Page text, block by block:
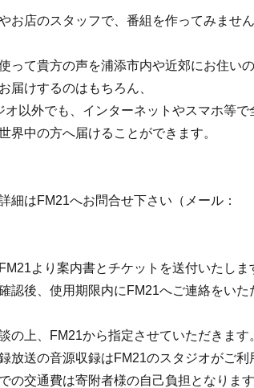
お店のスタッフで、番組を作ってみませ
って貴方の声を浦添市内や近郊にお住い
届けするのはもちろん、
オ以外でも、インターネットやスマホ等で
界中の方へ届けることができます。
細はFM21へお問合せ下さい（メール：
より案内書とチケットを送付いたしま
認後、使用期限内にFM21へご連絡をいた
の上、FM21から指定させていただきます
放送の音源収録はFM21のスタジオがご利
の交通費は寄附者様の自己負担となります